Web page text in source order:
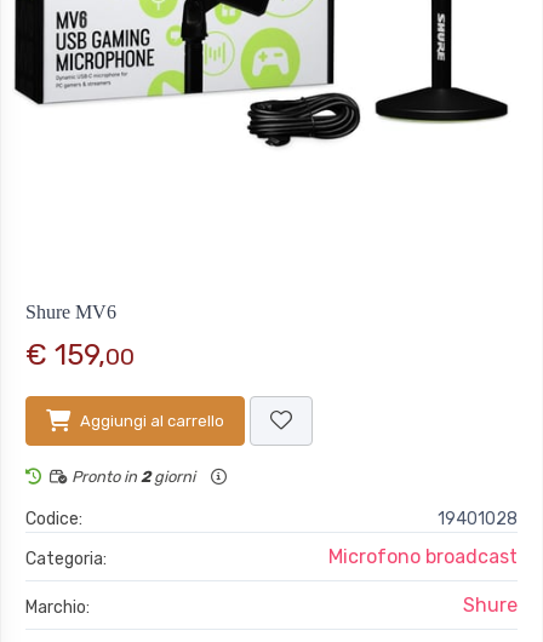
Shure MV6
€ 159,00
Aggiungi al carrello
Pronto in 2giorni
Codice:
19401028
Categoria:
Microfono broadcast
Marchio: Shure